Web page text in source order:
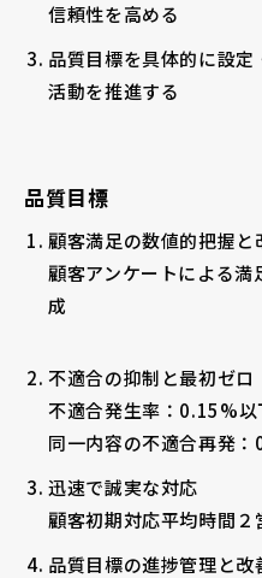
信頼性を高める
品質目標を具体的に設
活動を推進する
品質目標
顧客満足の数値的把握と
顧客アンケートによる
成
不適合の抑制と最初ゼロ
不適合発生率：0.15%以
同一内容の不適合再発：
迅速で誠実な対応
顧客初期対応平均時間２
品質目標の進捗管理と改